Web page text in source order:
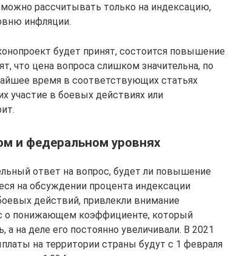
рассчитывать только на индексацию,
инфляции.
будет принят, состоится повышение
что цена вопроса слишком значительна, по
время в соответствующих статьях
участие в боевых действиях или
и федеральном уровнях
ответ на вопрос, будет ли повышение
на обсуждении процента индексации
действий, привлекли внимание
о понижающем коэффициенте, который
на деле его постоянно увеличивали. В 2021
на территории страны будут с 1 февраля